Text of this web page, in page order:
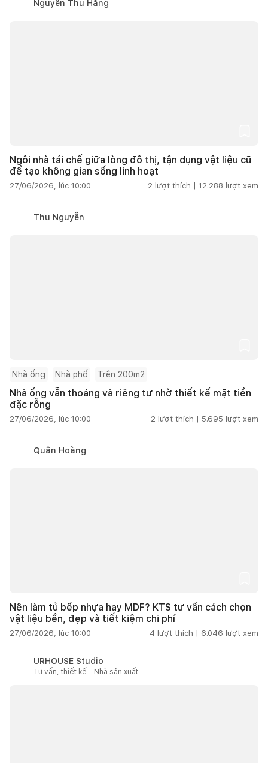
Nguyễn Thu Hằng
Ngôi nhà tái chế giữa lòng đô thị, tận dụng vật liệu cũ
để tạo không gian sống linh hoạt
27/06/2026, lúc 10:00 2 lượt thích | 12.288 lượt xem
Thu Nguyễn
Nhà ống Nhà phố Trên 200m2
Nhà ống vẫn thoáng và riêng tư nhờ thiết kế mặt tiền
đặc rỗng
27/06/2026, lúc 10:00 2 lượt thích | 5.695 lượt xem
Quân Hoàng
Nên làm tủ bếp nhựa hay MDF? KTS tư vấn cách chọn
vật liệu bền, đẹp và tiết kiệm chi phí
27/06/2026, lúc 10:00 4 lượt thích | 6.046 lượt xem
URHOUSE Studio
Tư vấn, thiết kế - Nhà sản xuất